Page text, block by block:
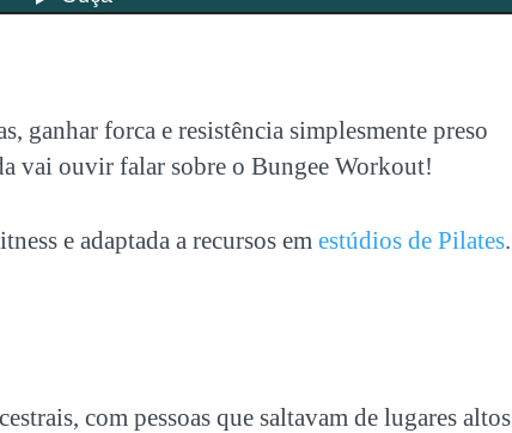
ganhar forca e resistência simplesmente preso
vai ouvir falar sobre o Bungee Workout!
e adaptada a recursos em estúdios de Pilates.
com pessoas que saltavam de lugares altos